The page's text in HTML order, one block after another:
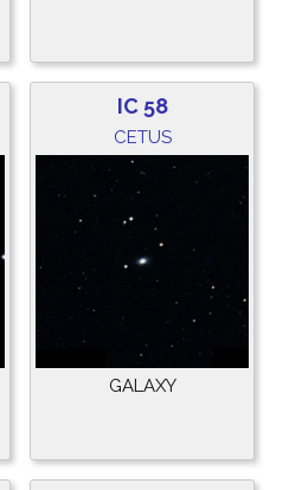
IC 58
CETUS
GALAXY